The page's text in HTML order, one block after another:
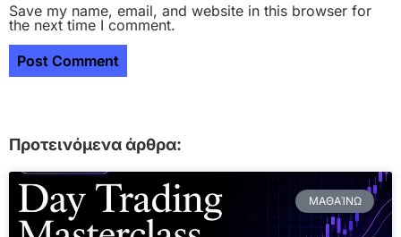
Save my name, email, and website in this browser for
the next time I comment.
Προτεινόμενα άρθρα:
ΜΑΘΑΊΝΩ